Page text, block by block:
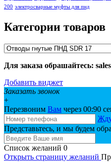
200 электросварные муфты для пнд
Категории товаров
Для заказа обрашайтесь:
Добавить виджет
Заказать звонок
+
Перезвоним Вам через 00:90
Представьтесь, и мы будем
Список желаний 0
Открыть страницу желаний